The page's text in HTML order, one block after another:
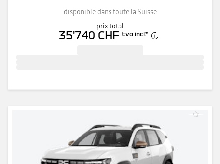
disponible dans toute la Suisse
prix total
35'740 CHF tva incl.*